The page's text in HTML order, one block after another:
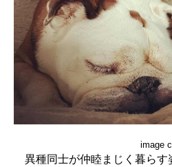
image
異種同士が仲睦まじく暮らす